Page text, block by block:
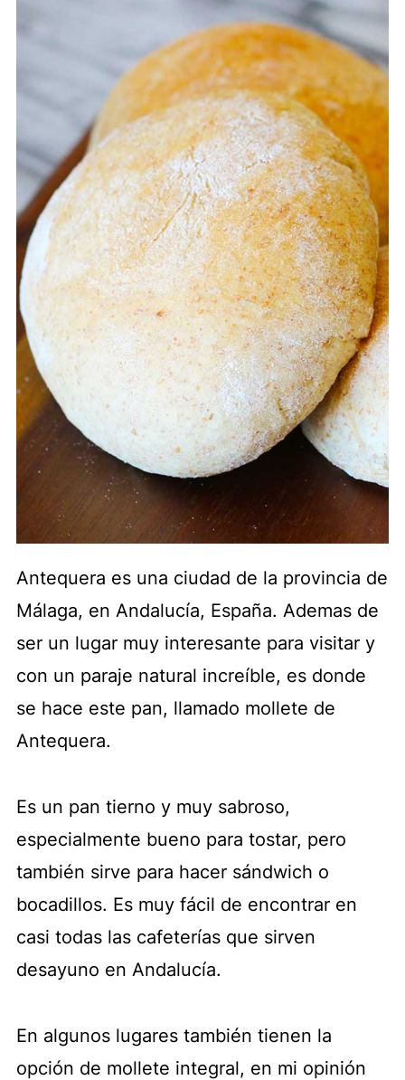
Antequera es una ciudad de la provincia de
Málaga, en Andalucía, España. Ademas de
ser un lugar muy interesante para visitar y
con un paraje natural increíble, es donde
se hace este pan, llamado mollete de
Antequera.
Es un pan tierno y muy sabroso,
especialmente bueno para tostar, pero
también sirve para hacer sándwich o
bocadillos. Es muy fácil de encontrar en
casi todas las cafeterías que sirven
desayuno en Andalucía.
En algunos lugares también tienen la
opción de mollete integral, en mi opinión